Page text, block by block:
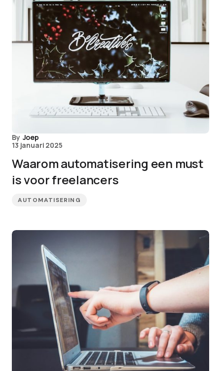
By Joep
13 januari 2025
Waarom automatisering een must
is voor freelancers
AUTOMATISERING